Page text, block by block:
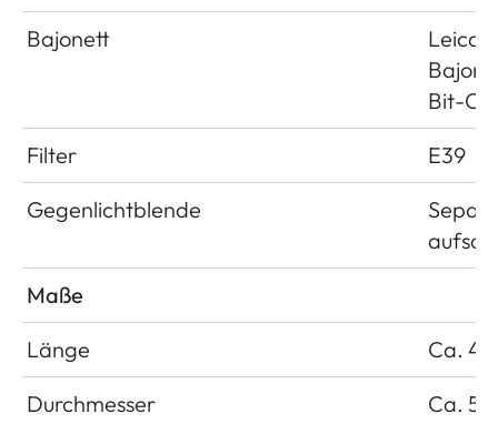
Bajonett
Leica
Bit-
Filter
E39
Gegenlichtblende
Maße
Länge
Ca.
Durchmesser
Ca.